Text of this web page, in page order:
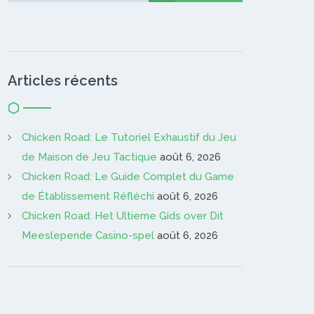
Articles récents
Chicken Road: Le Tutoriel Exhaustif du Jeu
de Maison de Jeu Tactique août 6, 2026
Chicken Road: Le Guide Complet du Game
de Établissement Réfléchi août 6, 2026
Chicken Road: Het Ultieme Gids over Dit
Meeslepende Casino-spel août 6, 2026